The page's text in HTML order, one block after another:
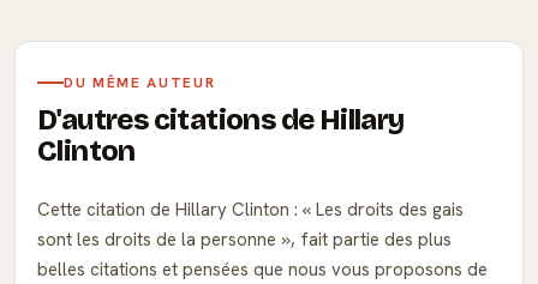
DU MÊME AUTEUR
D'autres citations de Hillary
Clinton
Cette citation de Hillary Clinton :
Les droits des gais
sont les droits de la personne
, fait partie des plus
belles citations et pensées que nous vous proposons de